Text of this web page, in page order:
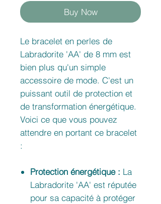
Buy Now
Le bracelet en perles de
Labradorite 'AA' de 8 mm est
bien plus qu'un simple
accessoire de mode. C'est un
puissant outil de protection et
de transformation énergétique.
Voici ce que vous pouvez
attendre en portant ce bracelet
:
Protection énergétique : La
Labradorite 'AA' est réputée
pour sa capacité à protéger